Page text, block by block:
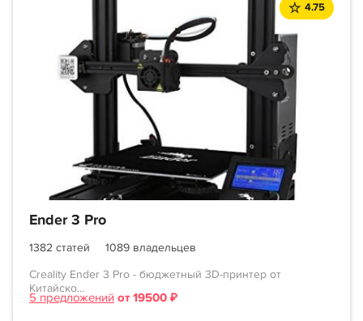
4.75
Ender 3 Pro
1382 статей
1089 владельцев
Creality Ender 3 Pro - бюджетный 3D-принтер от
Китайско...
5 предложений от 19500 ₽